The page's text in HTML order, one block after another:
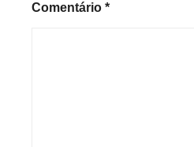
Comentário *